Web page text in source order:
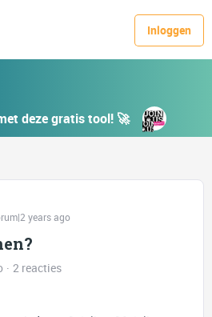
Inloggen
deze gratis tool! 🚀
years ago
2 reacties